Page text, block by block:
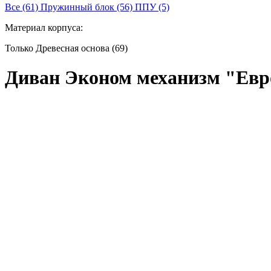
Все (61) Пружинный блок (56) ППУ (5)
Материал корпуса:
Только Древесная основа (69)
Диван Эконом механизм